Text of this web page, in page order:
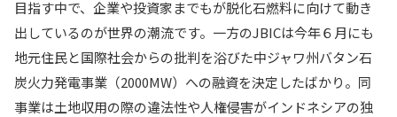
目指す中で、企業や投資家までもが脱化石燃料に向けて動き
出しているのが世界の潮流です。一方のJBICは今年６月にも
地元住民と国際社会からの批判を浴びた中ジャワ州バタン石
炭火力発電事業（2000MW）への融資を決定したばかり。同
事業は土地収用の際の違法性や人権侵害がインドネシアの独